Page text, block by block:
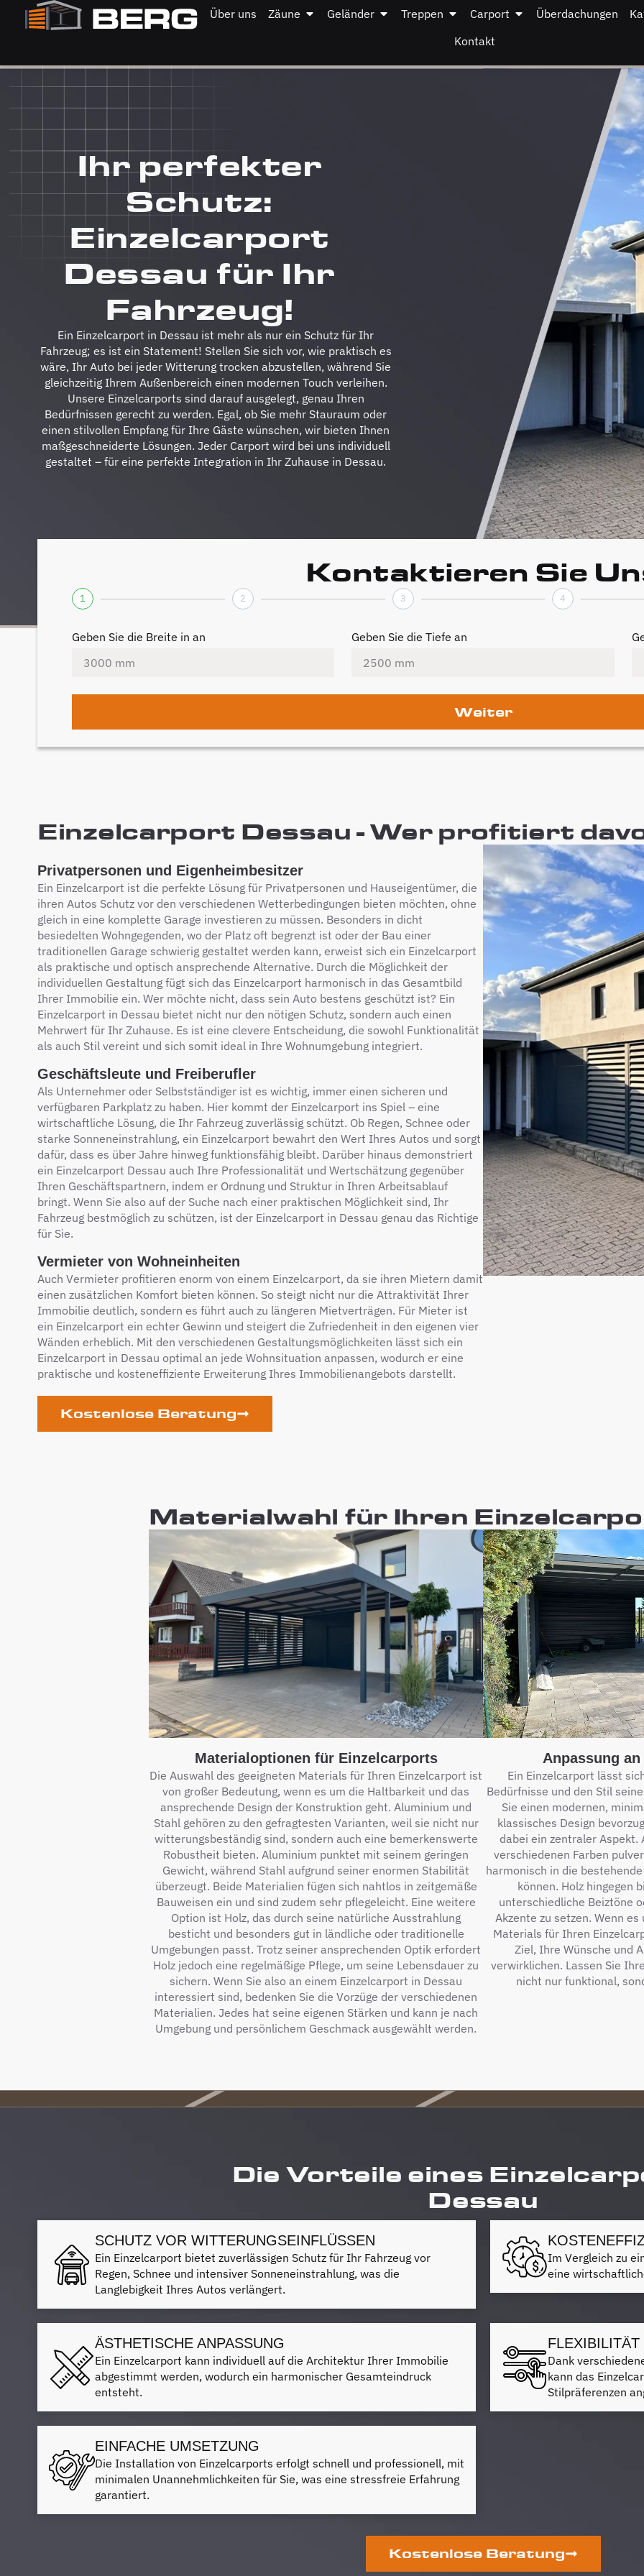
Über uns Zäune Geländer Treppen Carport Überdachungen
Kontakt
Ihr perfekter
Schutz:
Einzelcarport
Dessau für Ihr
Fahrzeug!
Ein Einzelcarport in Dessau ist mehr als nur ein Schutz für Ihr
Fahrzeug; es ist ein Statement! Stellen Sie sich vor, wie praktisch es
wäre, Ihr Auto bei jeder Witterung trocken abzustellen, während Sie
gleichzeitig Ihrem Außenbereich einen modernen Touch verleihen.
Unsere Einzelcarports sind darauf ausgelegt, genau Ihren
Bedürfnissen gerecht zu werden. Egal, ob Sie mehr Stauraum oder
einen stilvollen Empfang für Ihre Gäste wünschen, wir bieten Ihnen
maßgeschneiderte Lösungen. Jeder Carport wird bei uns individuell
gestaltet – für eine perfekte Integration in Ihr Zuhause in Dessau.
Kontaktieren Sie
1 2 3 4
Geben Sie die Breite in an Geben Sie die Tiefe an
Weiter
Einzelcarport Dessau - Wer profitiert
Privatpersonen und Eigenheimbesitzer
Ein Einzelcarport ist die perfekte Lösung für Privatpersonen und Hauseigentümer, die
ihren Autos Schutz vor den verschiedenen Wetterbedingungen bieten möchten, ohne
gleich in eine komplette Garage investieren zu müssen. Besonders in dicht
besiedelten Wohngegenden, wo der Platz oft begrenzt ist oder der Bau einer
traditionellen Garage schwierig gestaltet werden kann, erweist sich ein Einzelcarport
als praktische und optisch ansprechende Alternative. Durch die Möglichkeit der
individuellen Gestaltung fügt sich das Einzelcarport harmonisch in das Gesamtbild
Ihrer Immobilie ein. Wer möchte nicht, dass sein Auto bestens geschützt ist? Ein
Einzelcarport in Dessau bietet nicht nur den nötigen Schutz, sondern auch einen
Mehrwert für Ihr Zuhause. Es ist eine clevere Entscheidung, die sowohl Funktionalität
als auch Stil vereint und sich somit ideal in Ihre Wohnumgebung integriert.
Geschäftsleute und Freiberufler
Als Unternehmer oder Selbstständiger ist es wichtig, immer einen sicheren und
verfügbaren Parkplatz zu haben. Hier kommt der Einzelcarport ins Spiel – eine
wirtschaftliche Lösung, die Ihr Fahrzeug zuverlässig schützt. Ob Regen, Schnee oder
starke Sonneneinstrahlung, ein Einzelcarport bewahrt den Wert Ihres Autos und sorgt
dafür, dass es über Jahre hinweg funktionsfähig bleibt. Darüber hinaus demonstriert
ein Einzelcarport Dessau auch Ihre Professionalität und Wertschätzung gegenüber
Ihren Geschäftspartnern, indem er Ordnung und Struktur in Ihren Arbeitsablauf
bringt. Wenn Sie also auf der Suche nach einer praktischen Möglichkeit sind, Ihr
Fahrzeug bestmöglich zu schützen, ist der Einzelcarport in Dessau genau das Richtige
für Sie.
Vermieter von Wohneinheiten
Auch Vermieter profitieren enorm von einem Einzelcarport, da sie ihren Mietern damit
einen zusätzlichen Komfort bieten können. So steigt nicht nur die Attraktivität Ihrer
Immobilie deutlich, sondern es führt auch zu längeren Mietverträgen. Für Mieter ist
ein Einzelcarport ein echter Gewinn und steigert die Zufriedenheit in den eigenen vier
Wänden erheblich. Mit den verschiedenen Gestaltungsmöglichkeiten lässt sich ein
Einzelcarport in Dessau optimal an jede Wohnsituation anpassen, wodurch er eine
praktische und kosteneffiziente Erweiterung Ihres Immobilienangebots darstellt.
Kostenlose Beratung
Materialwahl für Ihren
Materialoptionen für Einzelcarports
Die Auswahl des geeigneten Materials für Ihren Einzelcarport ist
von großer Bedeutung, wenn es um die Haltbarkeit und das
ansprechende Design der Konstruktion geht. Aluminium und
Stahl gehören zu den gefragtesten Varianten, weil sie nicht nur
witterungsbeständig sind, sondern auch eine bemerkenswerte
Robustheit bieten. Aluminium punktet mit seinem geringen
Gewicht, während Stahl aufgrund seiner enormen Stabilität
überzeugt. Beide Materialien fügen sich nahtlos in zeitgemäße
Bauweisen ein und sind zudem sehr pflegeleicht. Eine weitere
Option ist Holz, das durch seine natürliche Ausstrahlung
besticht und besonders gut in ländliche oder traditionelle
Umgebungen passt. Trotz seiner ansprechenden Optik erfordert
Holz jedoch eine regelmäßige Pflege, um seine Lebensdauer zu
sichern. Wenn Sie also an einem Einzelcarport in Dessau
interessiert sind, bedenken Sie die Vorzüge der verschiedenen
Materialien. Jedes hat seine eigenen Stärken und kann je nach
Umgebung und persönlichem Geschmack ausgewählt werden.
Anpassung
Ein Einzelcarport lässt
Bedürfnisse und den Stil
Sie einen modernen,
klassisches Design
dabei ein zentraler Aspekt.
verschiedenen Farben
harmonisch in die
können. Holz hingegen
unterschiedliche Beiztöne
Akzente zu setzen. Wenn
Materials für Ihren
Ziel, Ihre Wünsche und
verwirklichen. Lassen Sie
nicht nur funktional,
Die Vorteile eines
Dessau
SCHUTZ VOR WITTERUNGSEINFLÜSSEN
Ein Einzelcarport bietet zuverlässigen Schutz für Ihr Fahrzeug vor
Regen, Schnee und intensiver Sonneneinstrahlung, was die
Langlebigkeit Ihres Autos verlängert.
Im Vergleich zu
eine
ÄSTHETISCHE ANPASSUNG
Ein Einzelcarport kann individuell auf die Architektur Ihrer Immobilie
abgestimmt werden, wodurch ein harmonischer Gesamteindruck
entsteht.
Dank
kann das
Stilpräferenzen
EINFACHE UMSETZUNG
Die Installation von Einzelcarports erfolgt schnell und professionell, mit
minimalen Unannehmlichkeiten für Sie, was eine stressfreie Erfahrung
garantiert.
Kostenlose Beratung